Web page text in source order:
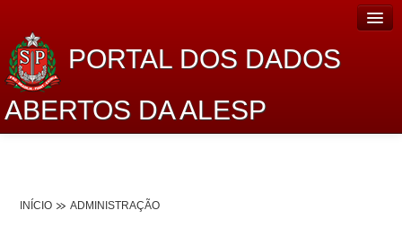
PORTAL DOS DADOS
ABERTOS DA ALESP
Dados Abertos Alesp
INÍCIO ADMINISTRAÇÃO